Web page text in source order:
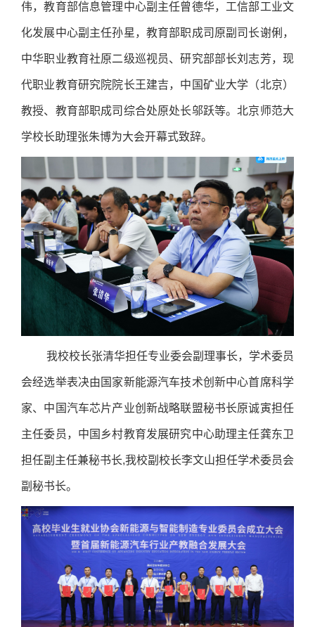
伟，教育部信息管理中心副主任曾德华，工信部工业文
化发展中心副主任孙星，教育部职成司原副司长谢俐，
中华职业教育社原二级巡视员、研究部部长刘志芳，现
代职业教育研究院院长王建吉，中国矿业大学（北京）
教授、教育部职成司综合处原处长邬跃等。北京师范大
学校长助理张朱博为大会开幕式致辞。
我校校长张清华担任专业委会副理事长，学术委员
会经选举表决由国家新能源汽车技术创新中心首席科学
家、中国汽车芯片产业创新战略联盟秘书长原诚寅担任
主任委员，中国乡村教育发展研究中心助理主任龚东卫
担任副主任兼秘书长,我校副校长李文山担任学术委员会
副秘书长。